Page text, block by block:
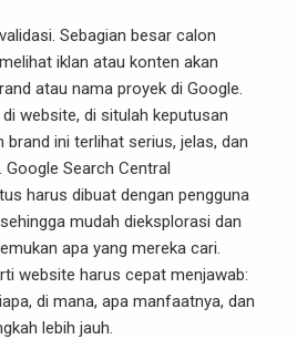
Sebagian besar calon
iklan atau konten akan
atau nama proyek di Google.
website, di situlah keputusan
brand ini terlihat serius, jelas, dan
Google Search Central
harus dibuat dengan pengguna
mudah dieksplorasi dan
apa yang mereka cari.
website harus cepat menjawab:
di mana, apa manfaatnya, dan
lebih jauh.